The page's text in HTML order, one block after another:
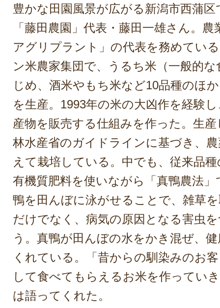
豊かな田園風景が広がる新潟市西蒲
「藤田農園」代表・藤田一雄さん。
アグリプラント」の代表を務めてい
ン米農家集団で、うるち米（一般的
じめ、酒米やもち米など10品種のほ
を生産。1993年の米の大凶作を経験
産物を販売する仕組みを作った。生
林水産省のガイドラインに基づき、
えて栽培している。中でも、従来品
有機質肥料を使いながら「真鴨農法
鴨を田んぼに泳がせることで、雑草
だけでなく、病気の原因となる害虫
う。真鴨が田んぼの水をかき混ぜ、
くれている。「昔からの馴染みのお
して食べてもらえるお米を作ってい
は語ってくれた。